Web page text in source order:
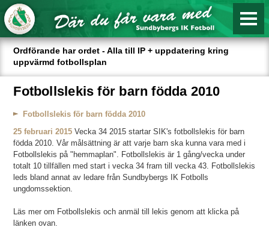
Ordförande har ordet - Alla till IP + uppdatering kring
uppvärmd fotbollsplan
Fotbollslekis för barn födda 2010
Fotbollslekis för barn födda 2010
25 februari 2015 Vecka 34 2015 startar SIK's fotbollslekis för barn
födda 2010. Vår målsättning är att varje barn ska kunna vara med i
Fotbollslekis på "hemmaplan". Fotbollslekis är 1 gång/vecka under
totalt 10 tillfällen med start i vecka 34 fram till vecka 43. Fotbollslekis
leds bland annat av ledare från Sundbybergs IK Fotbolls
ungdomssektion.
Läs mer om Fotbollslekis och anmäl till lekis genom att klicka på
länken ovan.